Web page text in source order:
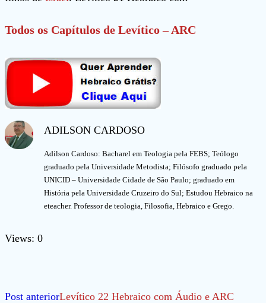
Todos os Capítulos de Levítico – ARC
ADILSON CARDOSO
Adilson Cardoso: Bacharel em Teologia pela FEBS; Teólogo
graduado pela Universidade Metodista; Filósofo graduado pela
UNICID – Universidade Cidade de São Paulo; graduado em
História pela Universidade Cruzeiro do Sul; Estudou Hebraico na
eteacher. Professor de teologia, Filosofia, Hebraico e Grego.
Views: 0
Leia
Post anteriorLevítico 22 Hebraico com Áudio e ARC